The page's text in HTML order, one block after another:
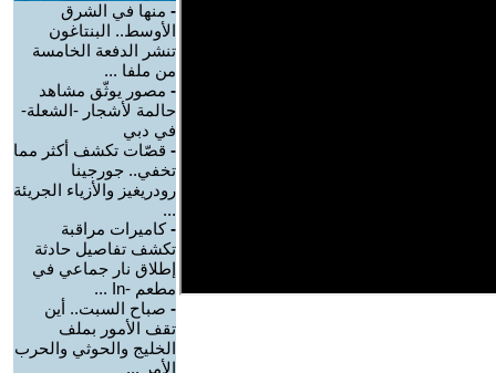
- منها في الشرق
الأوسط.. البنتاغون
تنشر الدفعة الخامسة
من ملفا ...
- مصور يوثّق مشاهد
حالمة لأشجار -الشعلة-
في دبي
- قصّات تكشف أكثر مما
تخفي.. جورجينا
رودريغيز والأزياء الجريئة
...
-كاميرات مراقبة
تكشف تفاصيل حادثة
إطلاق نار جماعي في
مطعم -In ...
- صباح السبت.. أين
تقف الأمور بملف
الخليج والحوثي والحرب
الأمر ...